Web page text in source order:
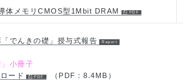
体メモリCMOS型1Mbit DRAM
でんきの礎」授与式報告
小冊子
ード
（PDF : 8.4MB）